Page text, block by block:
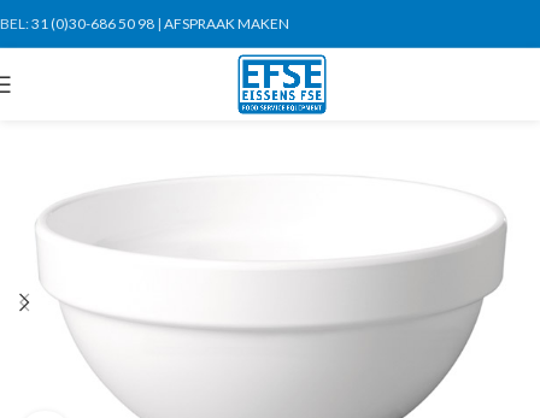
BEL:31 (0)30-686 50 98 | AFSPRAAK MAKEN